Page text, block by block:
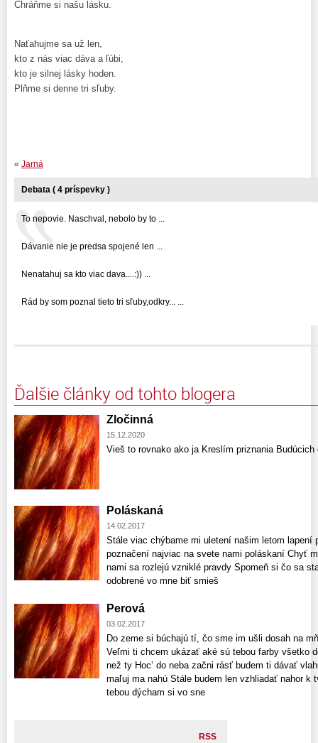
Chráňme si našu lásku.
Naťahujme sa už len,
kto z nás viac dáva a ľúbi,
kto je silnej lásky hoden.
Plňme si denne tri sľuby.
« Jarná
Debata ( 4 príspevky )
To nepovie. Naschval, nebolo by to ...
Dávanie nie je predsa spojené len ...
Nenatahuj sa kto viac dava....:)) ...
Rád by som poznal tieto tri sľuby,odkry... ...
Ďalšie články od tohto blogera
Zločinná
15.12.2020
Vieš to rovnako ako ja Kreslím priznania
Poláskaná
14.02.2017
Stále viac chýbame mi uletení našim letom lapení
poznačení najviac na svete nami poláskaní Chyť
nami sa rozlejú vzniklé pravdy Spomeň si čo sa
odobrené vo mne biť smieš
Perová
03.02.2017
Do zeme si búchajú tí, čo sme im ušli dosah na
Veľmi ti chcem ukázať aké sú tebou farby všetko
než ty Hoc‘ do neba začni rásť budem ti dávať
maľuj ma nahú Stále budem len vzhliadať nahor k
tebou dýcham si vo sne
RSS